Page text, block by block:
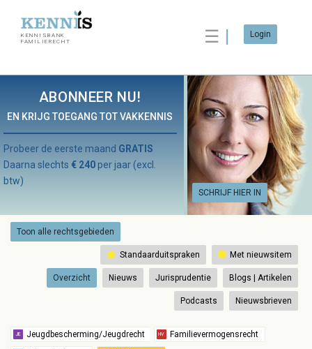
KENNISBANK
FAMILIERECHT
☰ Login
ABONNEER NU!
EN KRIJG TOEGANG TOT VAKKENNIS
SCHRIJF HIER IN
Probeer de eerste maand GRATIS
Daarna slechts € 240 per jaar (excl.
btw)
Toon alle rechtsgebieden
Standaarduitspraken Met nieuwsitem
Overzicht Nieuws Jurisprudentie Blogs | Artikelen
Podcasts Nieuwsbrieven